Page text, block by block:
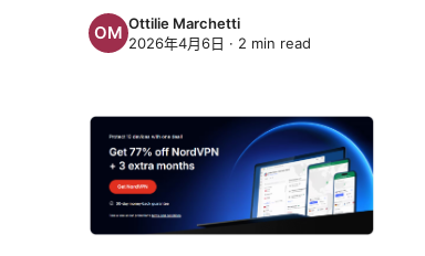
Ottilie Marchetti
2026年4月6日 · 2 min read